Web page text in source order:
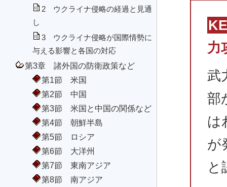
2 ウクライナ侵略の経過と見通
し
3 ウクライナ侵略が国際情勢に
与える影響と各国の対応
第3章 諸外国の防衛政策など
第1節 米国
第2節 中国
第3節 米国と中国の関係など
第4節 朝鮮半島
第5節 ロシア
第6節 大洋州
第7節 東南アジア
第8節 南アジア
力
武
部
は
が
と